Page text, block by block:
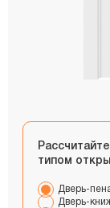
типом
Дверь-
Дверь-